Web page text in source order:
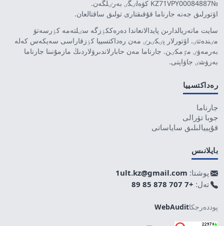
№KZ71VPY00084887 كۋەلٸگٸ بەرٸلگەن.
اۆتورلىق جەنە جارناما قۇقىقتارى تولىق ساقتالعان.
سايت ماتەريالدارىن پايدالانعاندا دەرەككٶزگە سٸلتەمە كٶرسەتۋ
مٸندەتتٸ. اۆتورلار پٸكٸرٸ مەن رەداكتسييا كٶزقاراسى سەيكەس كەلە
بەرمەۋٸ مٷمكٸن. جارناما مەن حابارلاندىرۋلاردىڭ مازمۇنىنا جارناما
بەرۋشٸ جاۋاپتى.
رەداكتسييا
جارناما
جوبا تۋرالى
قۇپييالىلىق ساياساتى
بايلانىس
پوشتا: 1ult.kz@gmail.com
تەل: +7 707 878 85 89
پوددەرجكاWebAudit